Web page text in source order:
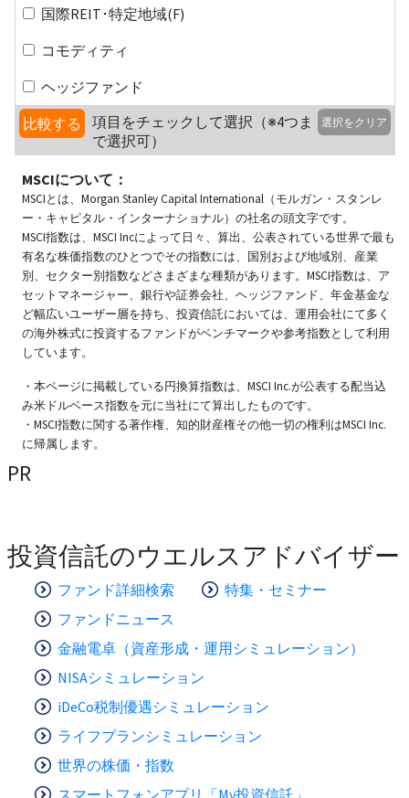
国際REIT･特定地域(F)
コモディティ
ヘッジファンド
比較する
項目をチェックして選択（※4つま
で選択可）
選択をクリア
MSCIについて：
MSCIとは、Morgan Stanley Capital International（モルガン・スタンレ
ー・キャピタル・インターナショナル）の社名の頭文字です。
MSCI指数は、MSCI Incによって日々、算出、公表されている世界で最も
有名な株価指数のひとつでその指数には、国別および地域別、産業
別、セクター別指数などさまざまな種類があります。MSCI指数は、ア
セットマネージャー、銀行や証券会社、ヘッジファンド、年金基金な
ど幅広いユーザー層を持ち、投資信託においては、運用会社にて多く
の海外株式に投資するファンドがベンチマークや参考指数として利用
しています。
・本ページに掲載している円換算指数は、MSCI Inc.が公表する配当込
み米ドルベース指数を元に当社にて算出したものです。
・MSCI指数に関する著作権、知的財産権その他一切の権利はMSCI Inc.
に帰属します。
PR
投資信託のウエルスアドバイザー
ファンド詳細検索
特集・セミナー
ファンドニュース
金融電卓（資産形成・運用シミュレーション）
NISAシミュレーション
iDeCo税制優遇シミュレーション
ライフプランシミュレーション
世界の株価・指数
スマートフォンアプリ「My投資信託」